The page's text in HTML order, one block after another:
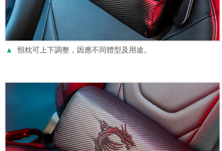
▲ 頸枕可上下調整，因應不同體型及用途。